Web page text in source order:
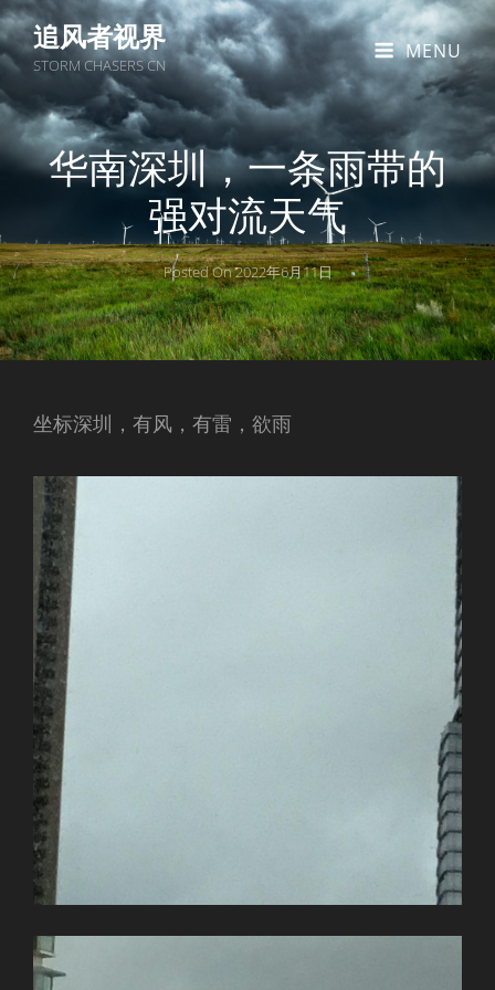
追风者视界
STORM CHASERS CN
MENU
华南深圳，一条雨带的
强对流天气
Posted On2022年6月11日
坐标深圳，有风，有雷，欲雨